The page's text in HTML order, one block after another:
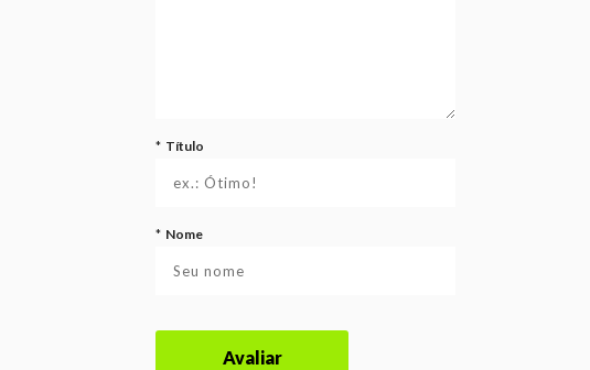
* Título
* Nome
Avaliar